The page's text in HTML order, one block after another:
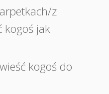
z
kogoś jak
kogoś do